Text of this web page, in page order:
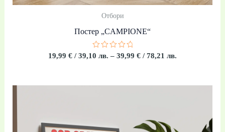
Отбори
Постер „CAMPIONE“
Оценено
19,99 € / 39,10 лв. – 39,99 € / 78,21 лв.
39,10 лв.